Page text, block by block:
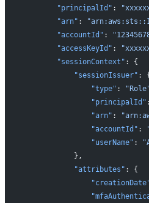
        "principalId"
:
        "arn"
:
        "accountId"
:
        "accessKeyId"
:
        "sessionContext"
: {
            "sessionIssuer"
: {
                "type"
:
                "principalId"
                "arn"
:
                "accountId"
:
                "userName"
:
            },
            "attributes"
: {